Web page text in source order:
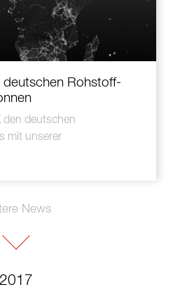
Rohstoff-
den deutschen
mit unserer
News
2017